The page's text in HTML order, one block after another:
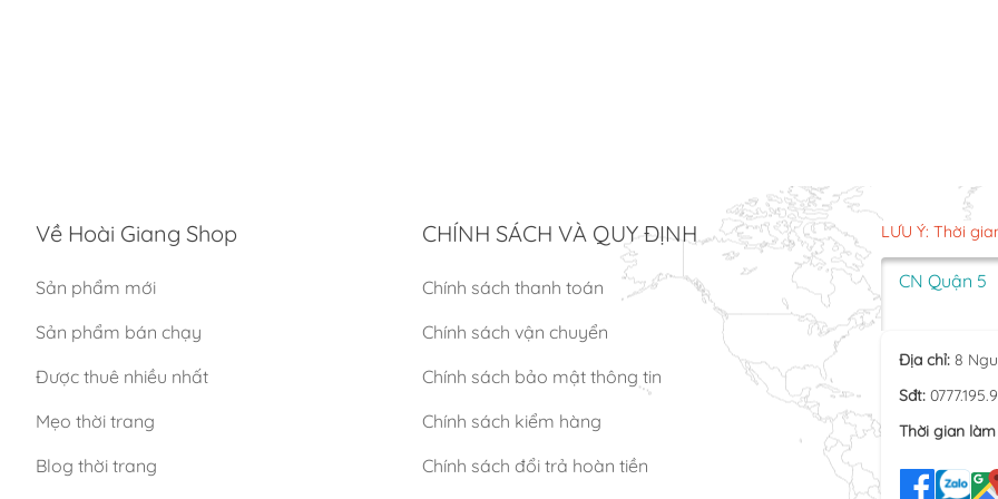
Về Hoài Giang Shop
Sản phẩm mới
Sản phẩm bán chạy
Được thuê nhiều nhất
Mẹo thời trang
Blog thời trang
CHÍNH SÁCH VÀ QUY ĐỊNH
Chính sách thanh toán
Chính sách vận chuyển
Chính sách bảo mật thông tin
Chính sách kiểm hàng
Chính sách đổi trả hoàn tiền
LƯU Ý: Thời
CN Quận 5
Địa chỉ: 8
Sđt:
Thời gian